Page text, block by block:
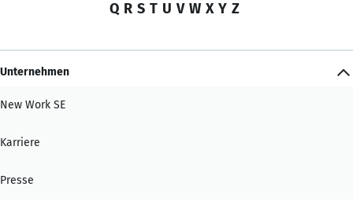
Q R S T U V W X Y Z
Unternehmen
New Work SE
Karriere
Presse